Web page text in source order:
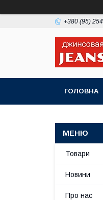
+380 (95)
ГОЛОВНА
Товари
Новини
Про нас